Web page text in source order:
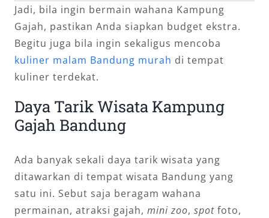
Jadi, bila ingin bermain wahana Kampung
Gajah, pastikan Anda siapkan budget ekstra.
Begitu juga bila ingin sekaligus mencoba
kuliner malam Bandung murah di tempat
kuliner terdekat.
Daya Tarik Wisata Kampung
Gajah Bandung
Ada banyak sekali daya tarik wisata yang
ditawarkan di tempat wisata Bandung yang
satu ini. Sebut saja beragam wahana
permainan, atraksi gajah, mini zoo, spotfoto,